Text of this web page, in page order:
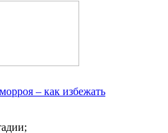
– как избежать